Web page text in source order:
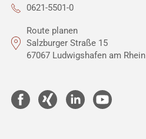
0621-5501-0
Route planen
Salzburger Straße 15
67067 Ludwigshafen am Rhein